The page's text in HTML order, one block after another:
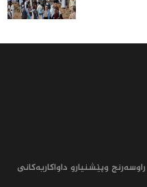
وپێشنیارو داواکاریه‌کانى